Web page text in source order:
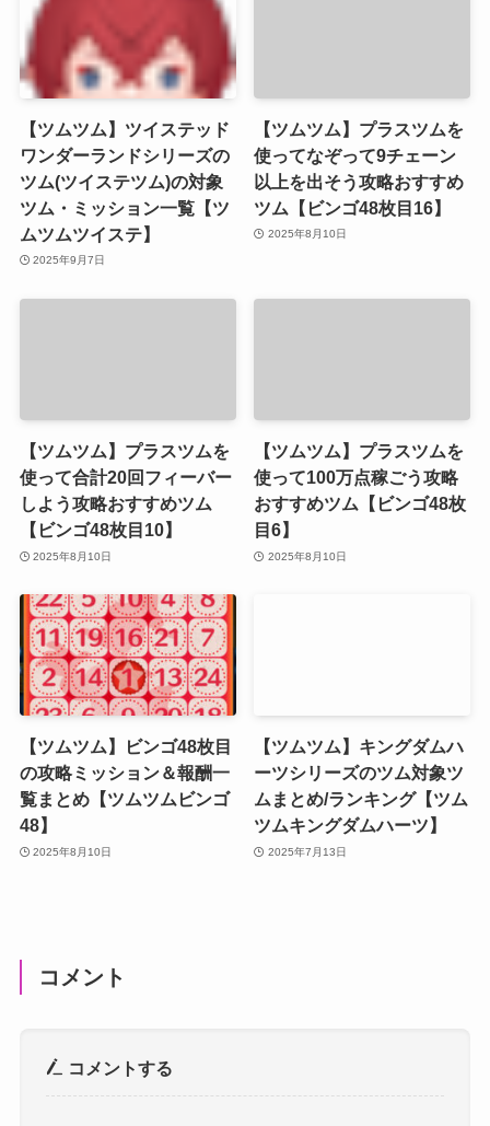
【ツムツム】ツイステッド
ワンダーランドシリーズの
ツム(ツイステツム)の対象
ツム・ミッション一覧【ツ
ムツムツイステ】
2025年9月7日
【ツムツム】プラスツムを
使ってなぞって9チェーン
以上を出そう攻略おすすめ
ツム【ビンゴ48枚目16】
2025年8月10日
【ツムツム】プラスツムを
使って合計20回フィーバー
しよう攻略おすすめツム
【ビンゴ48枚目10】
2025年8月10日
【ツムツム】プラスツムを
使って100万点稼ごう攻略
おすすめツム【ビンゴ48枚
目6】
2025年8月10日
【ツムツム】ビンゴ48枚目
の攻略ミッション＆報酬一
覧まとめ【ツムツムビンゴ
48】
2025年8月10日
【ツムツム】キングダムハ
ーツシリーズのツム対象ツ
ムまとめ/ランキング【ツム
ツムキングダムハーツ】
2025年7月13日
コメント
コメントする